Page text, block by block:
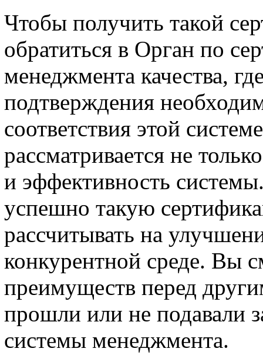
Чтобы получить такой
обратиться в Орган по
менеджмента качества,
подтверждения
соответствия этой
рассматривается не
и эффективность
успешно такую
рассчитывать на
конкурентной среде. Вы
преимуществ перед
прошли или не подавали
системы менеджмента.